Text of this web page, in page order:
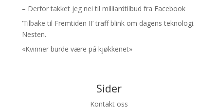
– Derfor takket jeg nei til milliardtilbud fra Facebook
’Tilbake til Fremtiden II’ traff blink om dagens teknologi.
Nesten.
«Kvinner burde være på kjøkkenet»
Sider
Kontakt oss